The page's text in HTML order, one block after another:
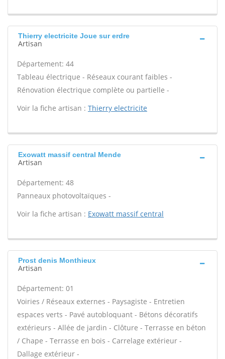
Thierry electricite Joue sur erdre
Artisan
Département: 44
Tableau électrique - Réseaux courant faibles -
Rénovation électrique complète ou partielle -
Voir la fiche artisan : Thierry electricite
Exowatt massif central Mende
Artisan
Département: 48
Panneaux photovoltaïques -
Voir la fiche artisan : Exowatt massif central
Prost denis Monthieux
Artisan
Département: 01
Voiries / Réseaux externes - Paysagiste - Entretien
espaces verts - Pavé autobloquant - Bétons décoratifs
extérieurs - Allée de jardin - Clôture - Terrasse en béton
/ Chape - Terrasse en bois - Carrelage extérieur -
Dallage extérieur -